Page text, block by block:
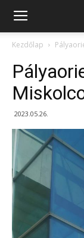
Kazincbarcikai
Pollack
Mihály
Általános
Iskola
Kezdőlap
2023.05.26.